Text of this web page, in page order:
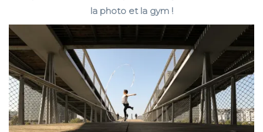
la photo et la gym !